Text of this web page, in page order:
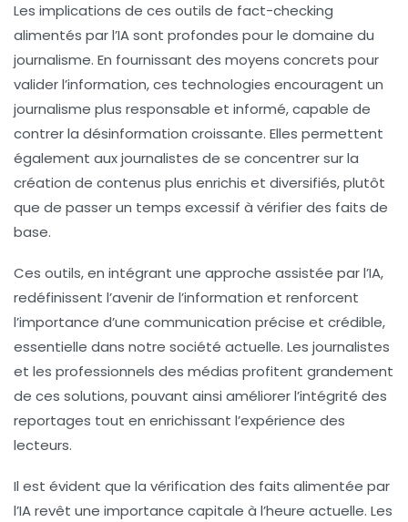
Les implications de ces outils de fact-checking
alimentés par l’IA sont profondes pour le domaine du
journalisme. En fournissant des moyens concrets pour
valider l’information, ces technologies encouragent un
journalisme plus responsable et informé, capable de
contrer la désinformation croissante. Elles permettent
également aux journalistes de se concentrer sur la
création de contenus plus enrichis et diversifiés, plutôt
que de passer un temps excessif à vérifier des faits de
base.
Ces outils, en intégrant une approche assistée par l’IA,
redéfinissent l’avenir de l’information et renforcent
l’importance d’une communication précise et crédible,
essentielle dans notre société actuelle. Les journalistes
et les professionnels des médias profitent grandement
de ces solutions, pouvant ainsi améliorer l’intégrité des
reportages tout en enrichissant l’expérience des
lecteurs.
Il est évident que la vérification des faits alimentée par
l’IArevêt une importance capitale à l’heure actuelle. Les